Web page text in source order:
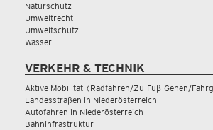
Naturschutz
Umweltrecht
Umweltschutz
Wasser
VERKEHR & TECHNIK
Aktive Mobilität (Radfahren/Zu-Fuß-Gehen/
Landesstraßen in Niederösterreich
Autofahren in Niederösterreich
Bahninfrastruktur